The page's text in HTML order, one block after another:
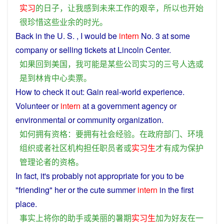
实习的日子， 让我感到未来工作的艰辛， 所以也开始
很珍惜这些业余的时光。
Back in the U. S. , I would be intern No. 3 atsome
companyorselling ticketsat Lincoln Center.
如果回到美国， 我可能是某些公司实习的三号人选或
是到林肯中心卖票。
Howtocheck it out: Gain real-world experience.
Volunteeror intern atagovernmentagencyor
environmental orcommunityorganization.
如何拥有资格： 要拥有社会经验。 在政府部门、 环境
组织或者社区机构担任职员者或实习生才有成为保护
管理论者的资格。
In fact, it's probably notappropriateforyou tobe
"friending" herorthecutesummer intern in the first
place.
事实上将你的助手或美丽的暑期实习生加为好友在一